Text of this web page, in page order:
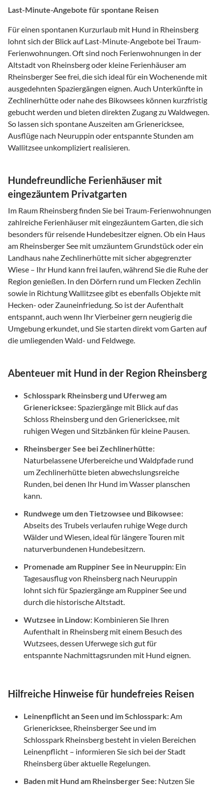
Last-Minute-Angebote für spontane Reisen
Für einen spontanen Kurzurlaub mit Hund in Rheinsberg
lohnt sich der Blick auf Last-Minute-Angebote bei Traum-
Ferienwohnungen. Oft sind noch Ferienwohnungen in der
Altstadt von Rheinsberg oder kleine Ferienhäuser am
Rheinsberger See frei, die sich ideal für ein Wochenende mit
ausgedehnten Spaziergängen eignen. Auch Unterkünfte in
Zechlinerhütte oder nahe des Bikowsees können kurzfristig
gebucht werden und bieten direkten Zugang zu Waldwegen.
So lassen sich spontane Auszeiten am Grienericksee,
Ausflüge nach Neuruppin oder entspannte Stunden am
Wallitzsee unkompliziert realisieren.
Hundefreundliche Ferienhäuser mit
eingezäuntem Privatgarten
Im Raum Rheinsberg finden Sie bei Traum-Ferienwohnungen
zahlreiche Ferienhäuser mit eingezäuntem Garten, die sich
besonders für reisende Hundebesitzer eignen. Ob ein Haus
am Rheinsberger See mit umzäuntem Grundstück oder ein
Landhaus nahe Zechlinerhütte mit sicher abgegrenzter
Wiese – Ihr Hund kann frei laufen, während Sie die Ruhe der
Region genießen. In den Dörfern rund um Flecken Zechlin
sowie in Richtung Wallitzsee gibt es ebenfalls Objekte mit
Hecken- oder Zauneinfriedung. So ist der Aufenthalt
entspannt, auch wenn Ihr Vierbeiner gern neugierig die
Umgebung erkundet, und Sie starten direkt vom Garten auf
die umliegenden Wald- und Feldwege.
Abenteuer mit Hund in der Region Rheinsberg
Schlosspark Rheinsberg und Uferweg am
Grienericksee:Spaziergänge mit Blick auf das
Schloss Rheinsberg und den Grienericksee, mit
ruhigen Wegen und Sitzbänken für kleine Pausen.
Rheinsberger See bei Zechlinerhütte:
Naturbelassene Uferbereiche und Waldpfade rund
um Zechlinerhütte bieten abwechslungsreiche
Runden, bei denen Ihr Hund im Wasser planschen
kann.
Rundwege um den Tietzowsee und Bikowsee:
Abseits des Trubels verlaufen ruhige Wege durch
Wälder und Wiesen, ideal für längere Touren mit
naturverbundenen Hundebesitzern.
Promenade am Ruppiner See in Neuruppin: Ein
Tagesausflug von Rheinsberg nach Neuruppin
lohnt sich für Spaziergänge am Ruppiner See und
durch die historische Altstadt.
Wutzsee in Lindow: Kombinieren Sie Ihren
Aufenthalt in Rheinsberg mit einem Besuch des
Wutzsees, dessen Uferwege sich gut für
entspannte Nachmittagsrunden mit Hund eignen.
Hilfreiche Hinweise für hundefreies Reisen
Leinenpflicht an Seen und im Schlosspark:Am
Grienericksee, Rheinsberger See und im
Schlosspark Rheinsberg besteht in vielen Bereichen
Leinenpflicht – informieren Sie sich bei der Stadt
Rheinsberg über aktuelle Regelungen.
Baden mit Hund am Rheinsberger See: Nutzen Sie